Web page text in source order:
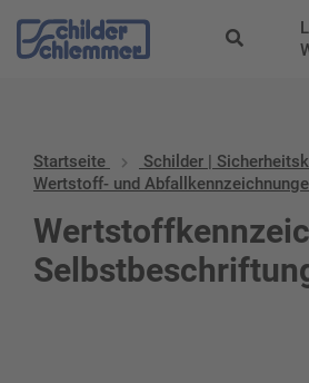
Startseite
Schilder |
Wertstoff- und